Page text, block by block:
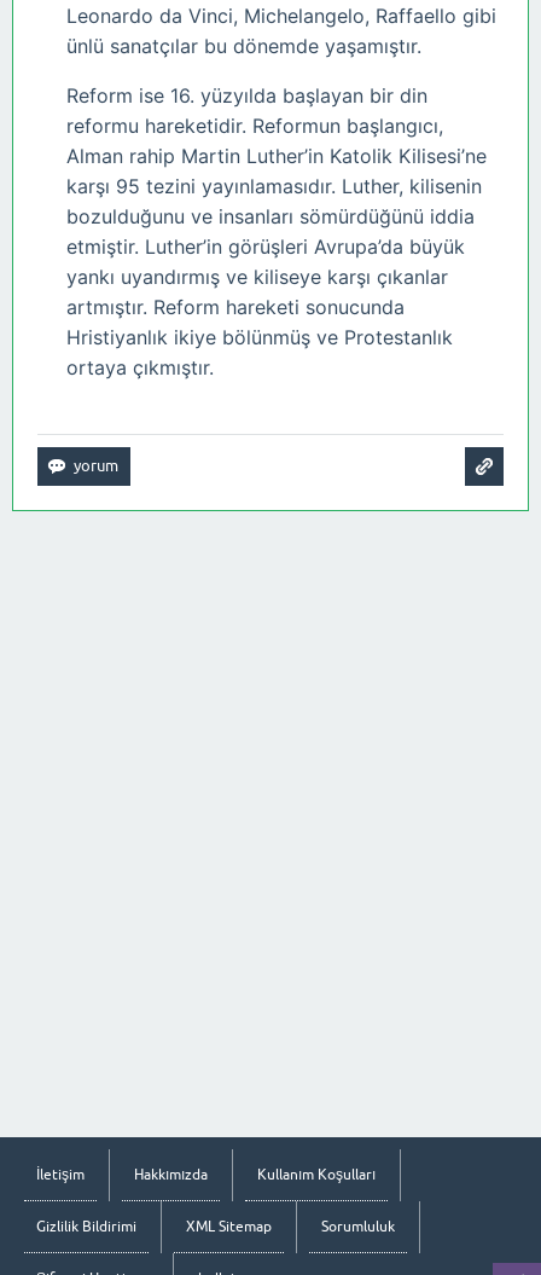
Leonardo da Vinci, Michelangelo, Raffaello gibi
ünlü sanatçılar bu dönemde yaşamıştır.
Reform ise 16. yüzyılda başlayan bir din
reformu hareketidir. Reformun başlangıcı,
Alman rahip Martin Luther’in Katolik Kilisesi’ne
karşı 95 tezini yayınlamasıdır. Luther, kilisenin
bozulduğunu ve insanları sömürdüğünü iddia
etmiştir. Luther’in görüşleri Avrupa’da büyük
yankı uyandırmış ve kiliseye karşı çıkanlar
artmıştır. Reform hareketi sonucunda
Hristiyanlık ikiye bölünmüş ve Protestanlık
ortaya çıkmıştır.
İletişim Hakkımızda Kullanım Koşulları
Gizlilik Bildirimi XML Sitemap Sorumluluk